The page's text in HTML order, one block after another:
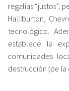
regalías “justos”,
Halliburton,
tecnológico.
establece la
comunidades
destrucción (de la